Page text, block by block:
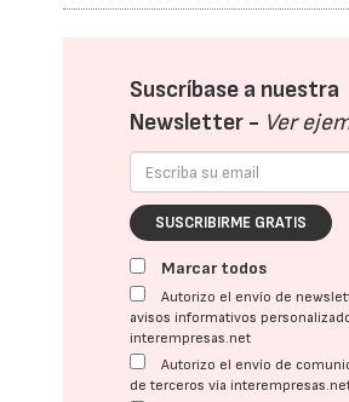
Suscríbase a nuestra
Newsletter - Ver
SUSCRIBIRME GRATIS
Marcar todos
Autorizo el envío de
avisos informativos
interempresas.net
Autorizo el envío de
de terceros vía